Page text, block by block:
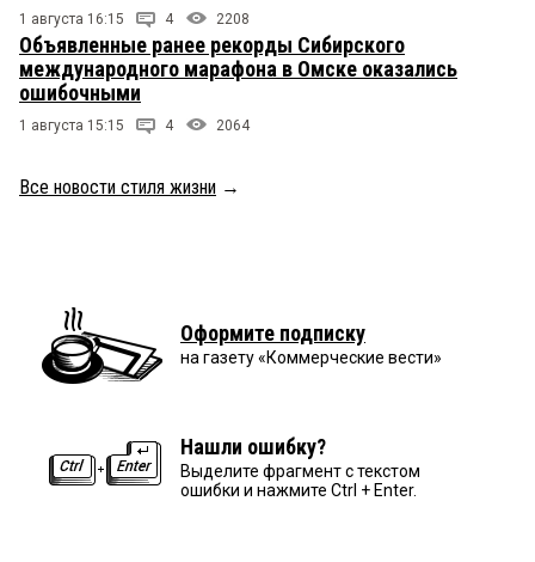
1 августа 16:15 4 2208
Объявленные ранее рекорды Сибирского
международного марафона в Омске оказались
ошибочными
1 августа 15:15 4 2064
Все новости стиля жизни →
Оформите подписку
на газету «Коммерческие вести»
Нашли ошибку?
Выделите фрагмент с текстом
ошибки и нажмите Ctrl + Enter.